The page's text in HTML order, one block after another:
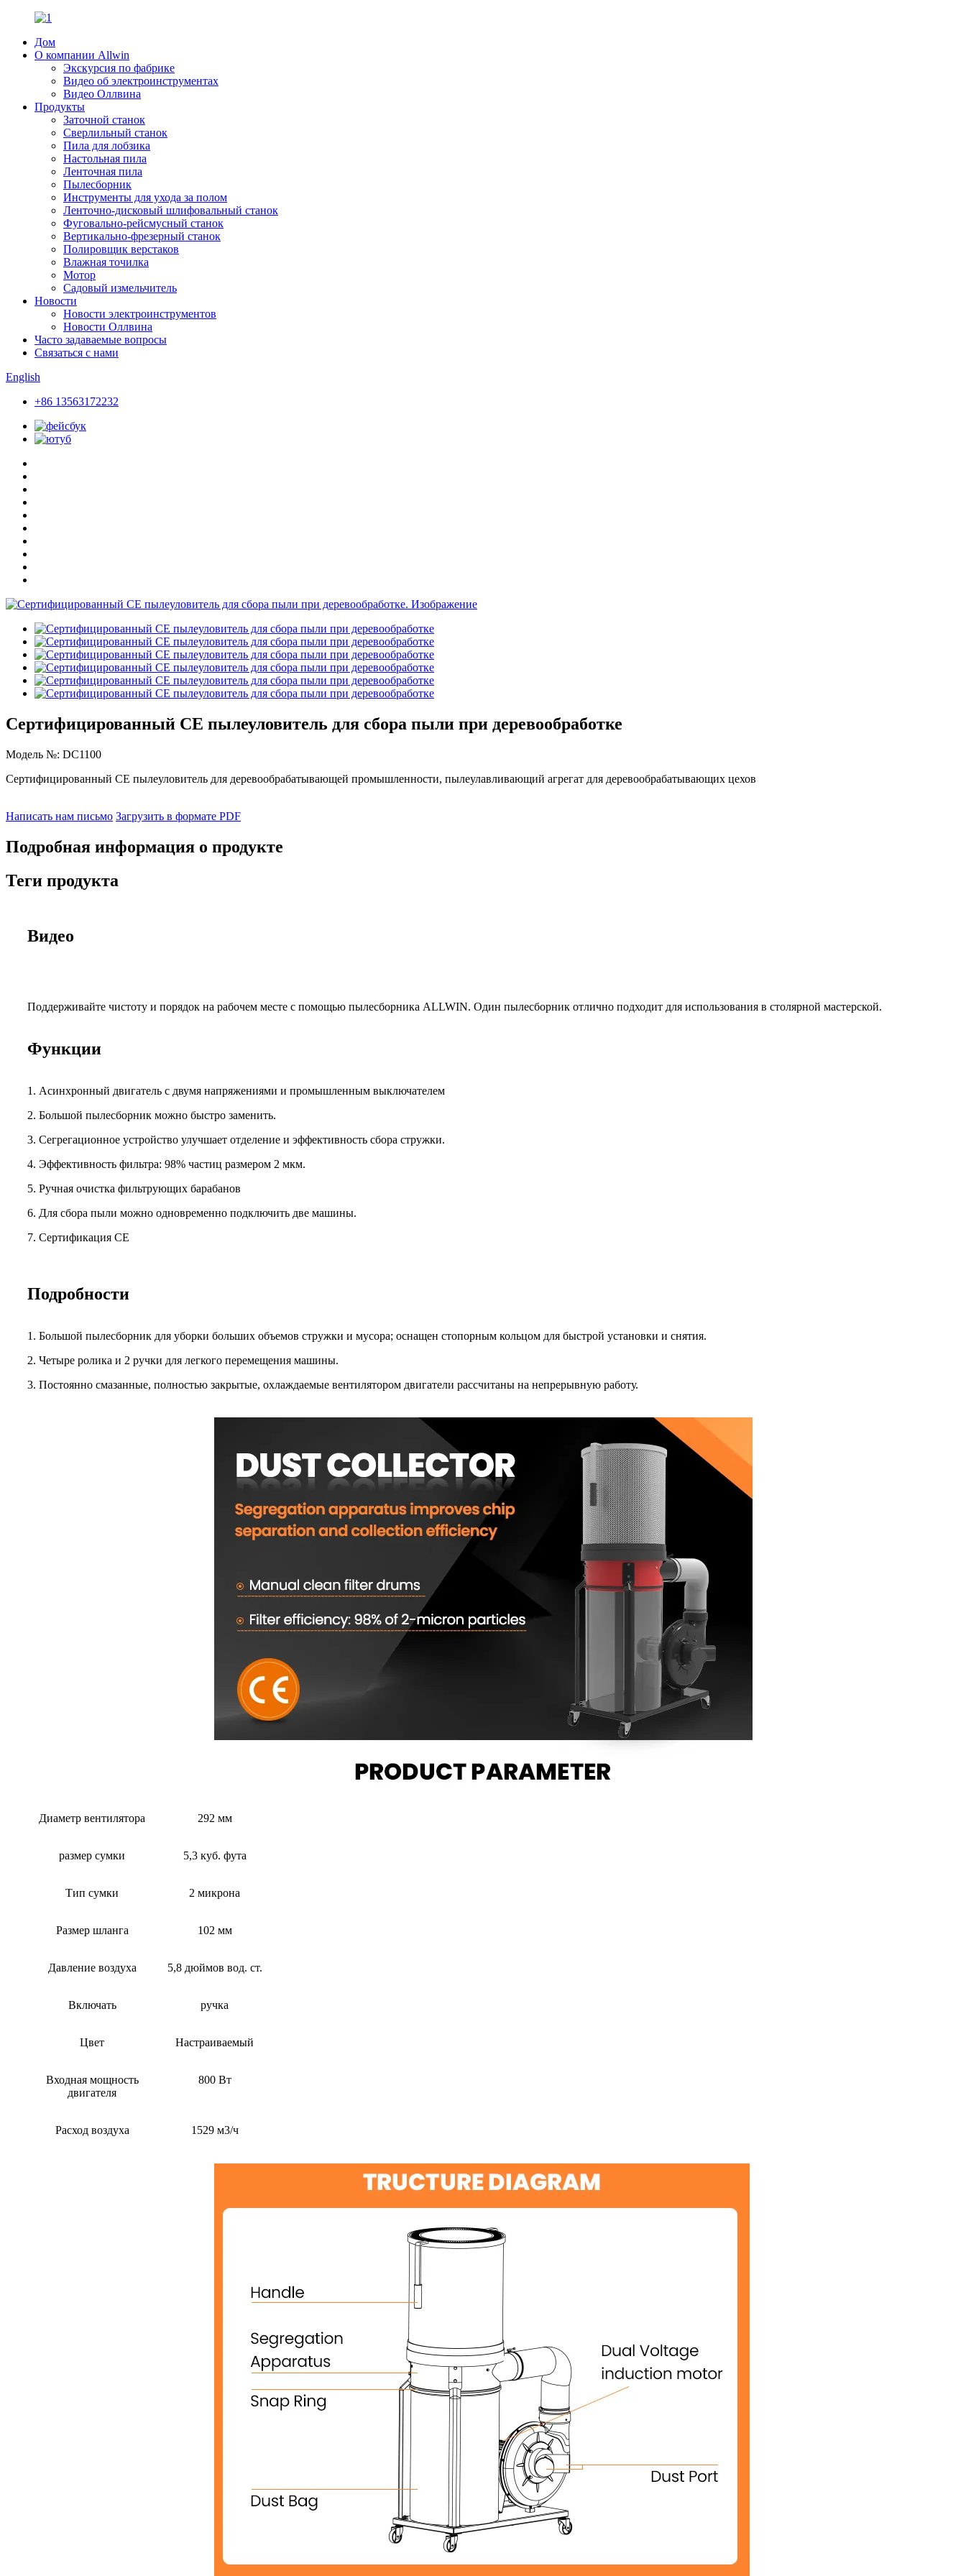
Дом
О компании Allwin
Экскурсия по фабрике
Видео об электроинструментах
Видео Оллвина
Продукты
Заточной станок
Сверлильный станок
Пила для лобзика
Настольная пила
Ленточная пила
Пылесборник
Инструменты для ухода за полом
Ленточно-дисковый шлифовальный станок
Фуговально-рейсмусный станок
Вертикально-фрезерный станок
Полировщик верстаков
Влажная точилка
Мотор
Садовый измельчитель
Новости
Новости электроинструментов
Новости Оллвина
Часто задаваемые вопросы
Связаться с нами
English
+86 13563172232
Сертифицированный CE пылеуловитель для сбора пыли при деревообработке
Модель №: DC1100
Сертифицированный CE пылеуловитель для деревообрабатывающей промышленности, пылеулавливающий агрегат для деревообрабатывающих цехов
Написать нам письмо Загрузить в формате PDF
Подробная информация о продукте
Теги продукта
Видео
Поддерживайте чистоту и порядок на рабочем месте с помощью пылесборника ALLWIN. Один пылесборник отлично подходит для использования в столярной мастерской.
Функции
1. Асинхронный двигатель с двумя напряжениями и промышленным выключателем
2. Большой пылесборник можно быстро заменить.
3. Сегрегационное устройство улучшает отделение и эффективность сбора стружки.
4. Эффективность фильтра: 98% частиц размером 2 мкм.
5. Ручная очистка фильтрующих барабанов
6. Для сбора пыли можно одновременно подключить две машины.
7. Сертификация CE
Подробности
1. Большой пылесборник для уборки больших объемов стружки и мусора; оснащен стопорным кольцом для быстрой установки и снятия.
2. Четыре ролика и 2 ручки для легкого перемещения машины.
3. Постоянно смазанные, полностью закрытые, охлаждаемые вентилятором двигатели рассчитаны на непрерывную работу.
Диаметр вентилятора 292 мм
размер сумки 5,3 куб. фута
Тип сумки 2 микрона
Размер шланга 102 мм
Давление воздуха 5,8 дюймов вод. ст.
Включать ручка
Цвет Настраиваемый
Входная мощность
двигателя
800 Вт
Расход воздуха 1529 м3/ч